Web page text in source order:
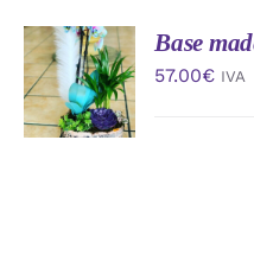
AÑADIR
AL
CARRITO
/
DETALLES
Base
57.00€ IVA